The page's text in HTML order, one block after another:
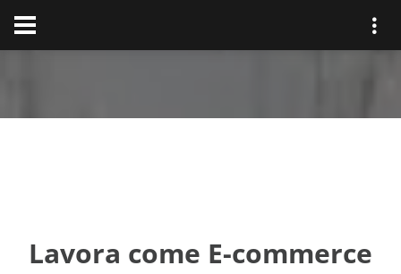
Lavora come E-commerce